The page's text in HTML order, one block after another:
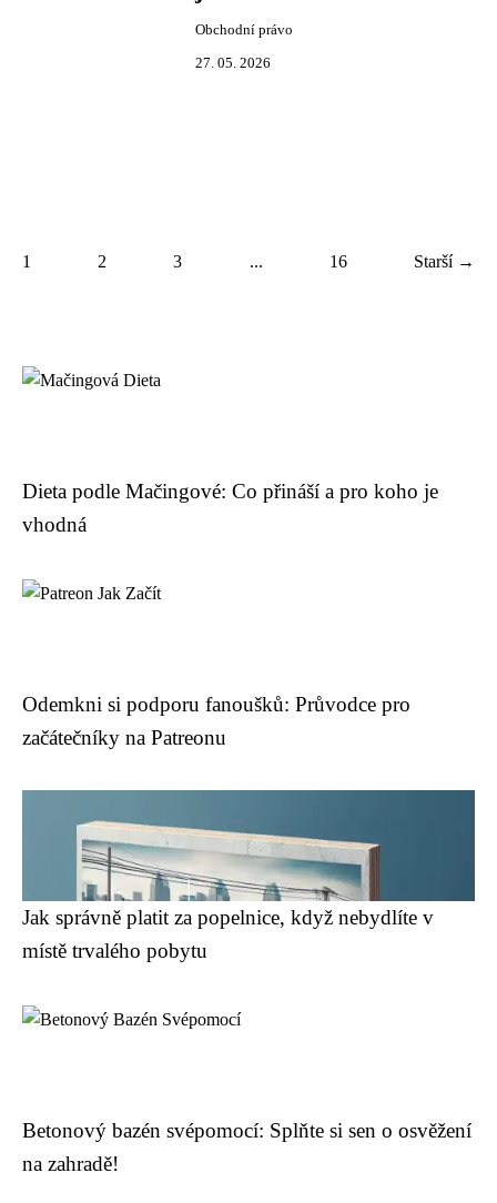
Obchodní právo
27. 05. 2026
1 2 3 ... 16 Starší →
Dieta podle Mačingové: Co přináší a pro koho je
vhodná
Odemkni si podporu fanoušků: Průvodce pro
začátečníky na Patreonu
Jak správně platit za popelnice, když nebydlíte v
místě trvalého pobytu
Betonový bazén svépomocí: Splňte si sen o osvěžení
na zahradě!